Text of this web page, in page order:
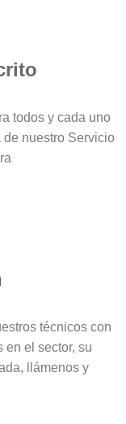
todos y cada uno
nuestro Servicio
técnicos con
en el sector, su
llámenos y